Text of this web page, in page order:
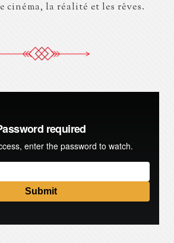
cinéma, la réalité et les rêves.